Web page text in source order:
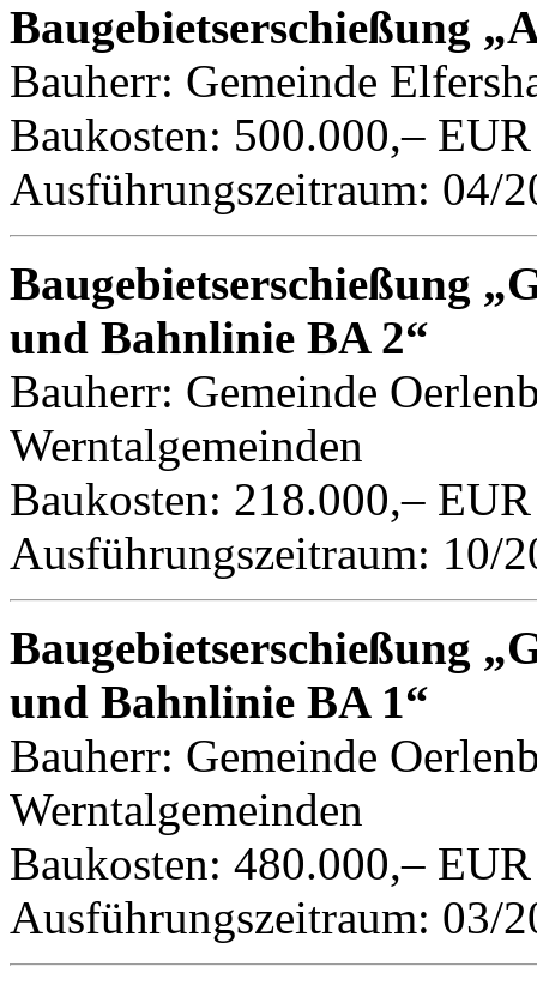
Baugebietserschießung
Bauherr: Gemeinde
Baukosten: 500.000,– EUR
Ausführungszeitraum: 04/
Baugebietserschießung
und Bahnlinie BA 2“
Bauherr: Gemeinde
Werntalgemeinden
Baukosten: 218.000,–
Ausführungszeitraum: 10/
Baugebietserschießung
und Bahnlinie BA 1“
Bauherr: Gemeinde
Werntalgemeinden
Baukosten: 480.000,–
Ausführungszeitraum: 03/